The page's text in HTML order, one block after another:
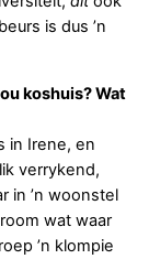
is dus ’n
koshuis? Wat
in Irene, en
verrykend,
in ’n woonstel
wat waar
’n klompie